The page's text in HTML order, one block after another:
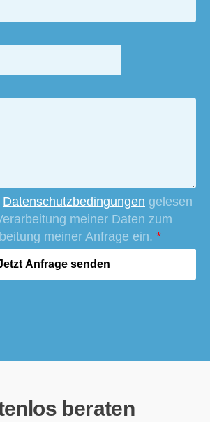
Datenschutzbedingungen gelesen
meiner Daten zum
meiner Anfrage ein. *
Anfrage senden
beraten